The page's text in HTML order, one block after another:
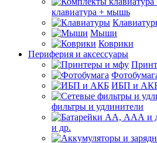
клавиатура + мышь
Мыши
Коврики
Периферия и аксессуары
ИБП и
фильтры и удлинители
и др.